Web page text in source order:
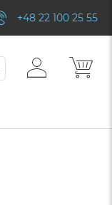
+48 22 100 25 55
ZALOGUJ
SIĘ
SZUKAJ